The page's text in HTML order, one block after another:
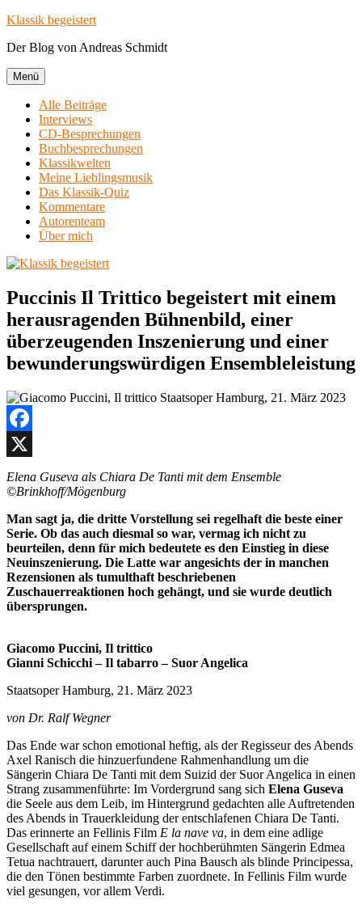
Zum
springen
Klassik begeistert
Der Blog von Andreas Schmidt
Menü
Alle Beiträge
Interviews
CD-Besprechungen
Buchbesprechungen
Klassikwelten
Meine Lieblingsmusik
Das Klassik-Quiz
Kommentare
Autorenteam
Über mich
Puccinis Il Trittico begeistert mit einem
herausragenden Bühnenbild, einer
überzeugenden Inszenierung und einer
bewunderungswürdigen Ensembleleistung
Facebook
X
Elena Guseva als Chiara De Tanti mit dem Ensemble
©Brinkhoff/Mögenburg
Man sagt ja, die dritte Vorstellung sei regelhaft die beste einer
Serie. Ob das auch diesmal so war, vermag ich nicht zu
beurteilen, denn für mich bedeutete es den Einstieg in diese
Neuinszenierung. Die Latte war angesichts der in manchen
Rezensionen als tumulthaft beschriebenen
Zuschauerreaktionen hoch gehängt, und sie wurde deutlich
übersprungen.
Giacomo Puccini, Il trittico
Gianni Schicchi – Il tabarro – Suor Angelica
Staatsoper Hamburg, 21. März 2023
von Dr. Ralf Wegner
Das Ende war schon emotional heftig, als der Regisseur des Abends
Axel Ranisch die hinzuerfundene Rahmenhandlung um die
Sängerin Chiara De Tanti mit dem Suizid der Suor Angelica in einen
Strang zusammenführte: Im Vordergrund sang sich Elena Guseva
die Seele aus dem Leib, im Hintergrund gedachten alle Auftretenden
des Abends in Trauerkleidung der entschlafenen Chiara De Tanti.
Das erinnerte an Fellinis Film E la nave va, in dem eine adlige
Gesellschaft auf einem Schiff der hochberühmten Sängerin Edmea
Tetua nachtrauert, darunter auch Pina Bausch als blinde Principessa,
die den Tönen bestimmte Farben zuordnete. In Fellinis Film wurde
viel gesungen, vor allem Verdi.